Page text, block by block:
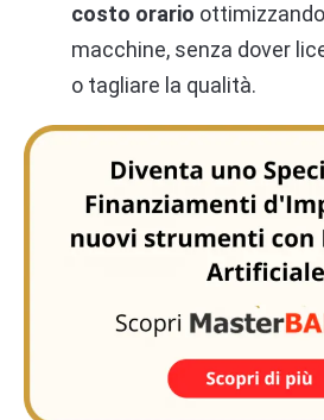
costo orario
macchine, senza dover
o tagliare la qualità.